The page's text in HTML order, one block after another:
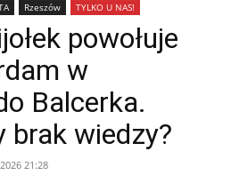
Rzeszów TYLKO U NAS!
powołuje
w
Balcerka.
brak wiedzy?
21:28